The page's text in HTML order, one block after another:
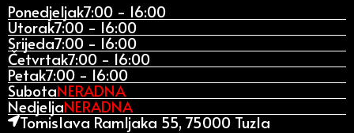
Ponedjeljak7:00 - 16:00
Utorak7:00 - 16:00
Srijeda7:00 - 16:00
Četvrtak7:00 - 16:00
Petak7:00 - 16:00
SubotaNERADNA
NedjeljaNERADNA
Tomislava Ramljaka 55, 75000 Tuzla